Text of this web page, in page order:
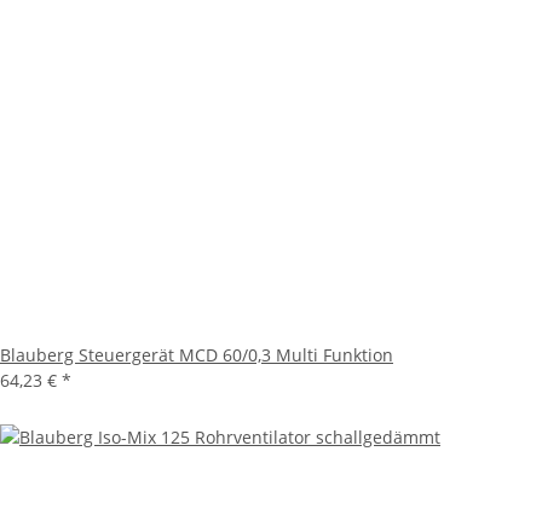
Blauberg Steuergerät MCD 60/0,3 Multi Funktion
64,23 € *